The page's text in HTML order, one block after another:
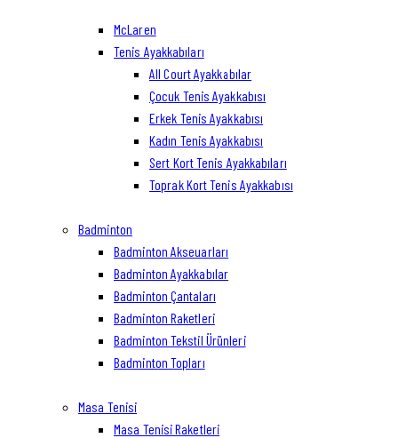
McLaren
Tenis Ayakkabıları
All Court Ayakkabılar
Çocuk Tenis Ayakkabısı
Erkek Tenis Ayakkabısı
Kadın Tenis Ayakkabısı
Sert Kort Tenis Ayakkabıları
Toprak Kort Tenis Ayakkabısı
Badminton
Badminton Akseuarları
Badminton Ayakkabılar
Badminton Çantaları
Badminton Raketleri
Badminton Tekstil Ürünleri
Badminton Topları
Masa Tenisi
Masa Tenisi Raketleri